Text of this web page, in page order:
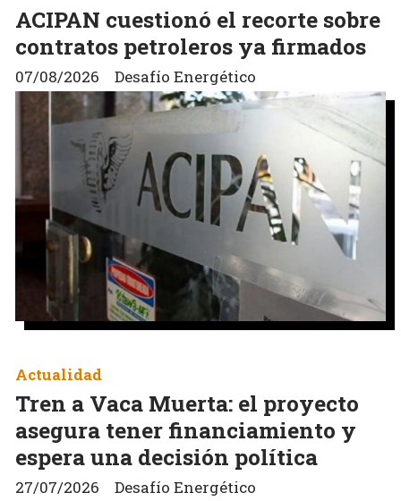
ACIPAN cuestionó el recorte sobre
contratos petroleros ya firmados
Desafío Energético
07/08/2026
Tren a Vaca Muerta: el proyecto
asegura tener financiamiento y
espera una decisión política
Desafío Energético
Actualidad
27/07/2026